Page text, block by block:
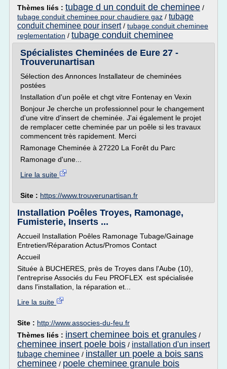
Thèmes liés : tubage d un conduit de cheminee /
tubage conduit cheminee pour chaudiere gaz / tubage
conduit cheminee pour insert/ tubage conduit cheminee
reglementation / tubage conduit cheminee
Spécialistes Cheminées de Eure 27 -
Trouverunartisan
Sélection des Annonces Installateur de cheminées
postées
Installation d'un poêle et chgt vitre Fontenay en Vexin
Bonjour Je cherche un professionnel pour le changement
d'une vitre d'insert de cheminée. J'ai également le projet
de remplacer cette cheminée par un poêle si les travaux
commencent très rapidement. Merci
Ramonage Cheminée à 27220 La Forêt du Parc
Ramonage d'une...
Lire la suite
Site : https://www.trouverunartisan.fr
Installation Poêles Troyes, Ramonage,
Fumisterie, Inserts ...
Accueil Installation Poêles Ramonage Tubage/Gainage
Entretien/Réparation Actus/Promos Contact
Accueil
Située à BUCHERES, près de Troyes dans l'Aube (10),
l'entreprise Associés du Feu PROFLEX est spécialisée
dans l'installation, la réparation et...
Lire la suite
Site : http://www.associes-du-feu.fr
Thèmes liés : insert cheminee bois et granules /
cheminee insert poele bois / installation d'un insert
tubage cheminee / installer un poele a bois sans
cheminee / poele cheminee granule bois